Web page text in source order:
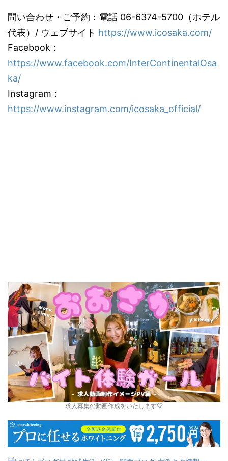
問い合わせ・ご予約：電話 06-6374-5700（ホテル
代表）/ ウェブサイト https://www.icosaka.com/
Facebook：
https://www.facebook.com/InterContinentalOsa
ka/
Instagram：
https://www.instagram.com/icosaka_official/
求人募集の動画作成をいたします♡